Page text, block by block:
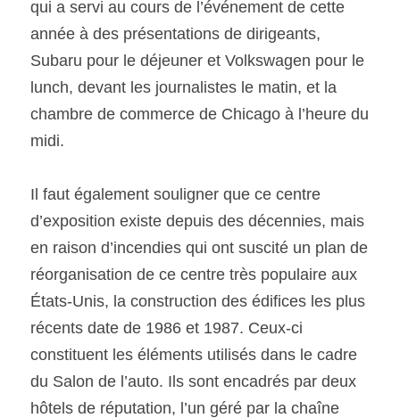
qui a servi au cours de l’événement de cette
année à des présentations de dirigeants,
Subaru pour le déjeuner et Volkswagen pour le
lunch, devant les journalistes le matin, et la
chambre de commerce de Chicago à l’heure du
midi.
Il faut également souligner que ce centre
d’exposition existe depuis des décennies, mais
en raison d’incendies qui ont suscité un plan de
réorganisation de ce centre très populaire aux
États-Unis, la construction des édifices les plus
récents date de 1986 et 1987. Ceux-ci
constituent les éléments utilisés dans le cadre
du Salon de l’auto. Ils sont encadrés par deux
hôtels de réputation, l’un géré par la chaîne